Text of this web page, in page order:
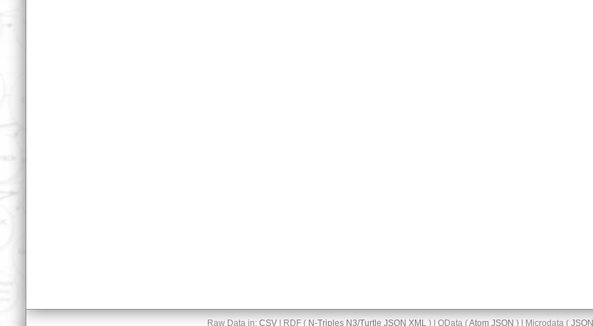
Raw Data in: CSV| RDF ( N-Triples N3/Turtle JSON XML) | OData (Atom JSON ) | Microdata ( JSON